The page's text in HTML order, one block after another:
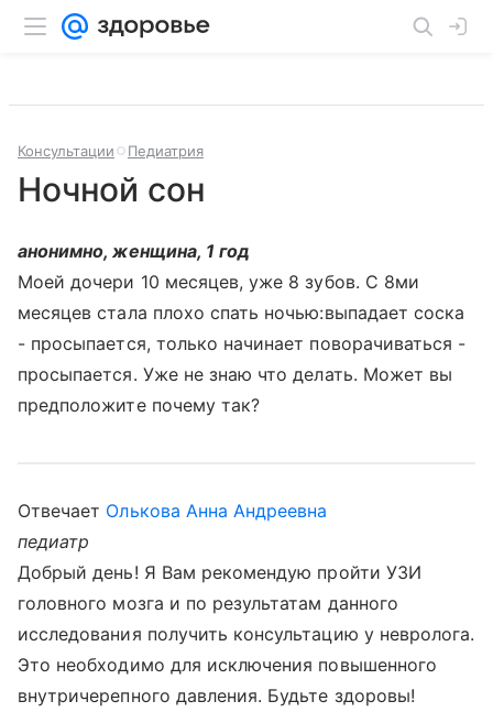
Консультации Педиатрия
Ночной сон
анонимно, женщина, 1 год
Моей дочери 10 месяцев, уже 8 зубов. С 8ми
месяцев стала плохо спать ночью:выпадает соска
- просыпается, только начинает поворачиваться -
просыпается. Уже не знаю что делать. Может вы
предположите почему так?
Отвечает Олькова Анна Андреевна
педиатр
Добрый день! Я Вам рекомендую пройти УЗИ
головного мозга и по результатам данного
исследования получить консультацию у невролога.
Это необходимо для исключения повышенного
внутричерепного давления. Будьте здоровы!